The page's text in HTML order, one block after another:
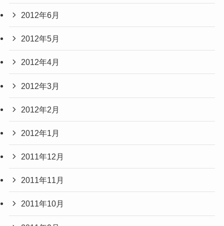
2012年6月
2012年5月
2012年4月
2012年3月
2012年2月
2012年1月
2011年12月
2011年11月
2011年10月